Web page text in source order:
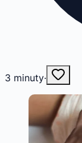
3 minuty·